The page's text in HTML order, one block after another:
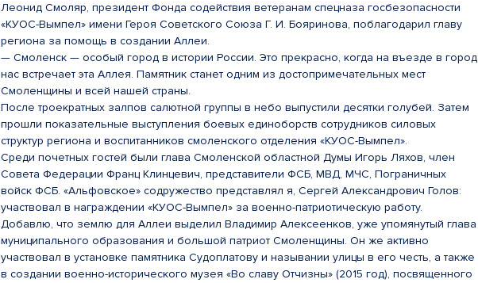
Леонид Смоляр, президент Фонда содействия ветеранам спецназа госбезопасности
«КУОС-Вымпел» имени Героя Советского Союза Г. И. Бояринова, поблагодарил главу
региона за помощь в создании Аллеи.
— Смоленск — особый город в истории России. Это прекрасно, когда на въезде в город
нас встречает эта Аллея. Памятник станет одним из достопримечательных мест
Смоленщины и всей нашей страны.
После троекратных залпов салютной группы в небо выпустили десятки голубей. Затем
прошли показательные выступления боевых единоборств сотрудников силовых
структур региона и воспитанников смоленского отделения «КУОС-Вымпел».
Среди почетных гостей были глава Смоленской областной Думы Игорь Ляхов, член
Совета Федерации Франц Клинцевич, представители ФСБ, МВД, МЧС, Пограничных
войск ФСБ. «Альфовское» содружество представлял я, Сергей Александрович Голов:
участвовал в награждении «КУОС-Вымпел» за военно-патриотическую работу.
Добавлю, что землю для Аллеи выделил Владимир Алексеенков, уже упомянутый глава
муниципального образования и большой патриот Смоленщины. Он же активно
участвовал в установке памятника Судоплатову и назывании улицы в его честь, а также
в создании военно-исторического музея «Во славу Отчизны» (2015 год), посвященного